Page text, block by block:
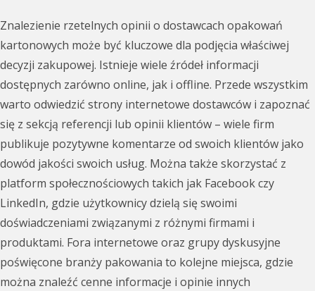
Znalezienie rzetelnych opinii o dostawcach opakowań
kartonowych może być kluczowe dla podjęcia właściwej
decyzji zakupowej. Istnieje wiele źródeł informacji
dostępnych zarówno online, jak i offline. Przede wszystkim
warto odwiedzić strony internetowe dostawców i zapoznać
się z sekcją referencji lub opinii klientów – wiele firm
publikuje pozytywne komentarze od swoich klientów jako
dowód jakości swoich usług. Można także skorzystać z
platform społecznościowych takich jak Facebook czy
LinkedIn, gdzie użytkownicy dzielą się swoimi
doświadczeniami związanymi z różnymi firmami i
produktami. Fora internetowe oraz grupy dyskusyjne
poświęcone branży pakowania to kolejne miejsca, gdzie
można znaleźć cenne informacje i opinie innych